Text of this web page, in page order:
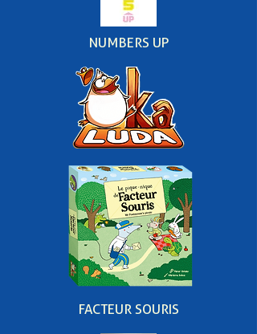
NUMBERS UP
FACTEUR SOURIS